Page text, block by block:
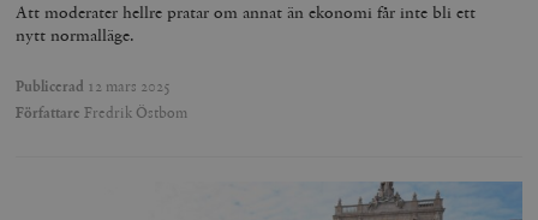
Att moderater hellre pratar om annat än ekonomi får inte bli ett
nytt normalläge.
Publicerad 12 mars 2025
Författare Fredrik Östbom